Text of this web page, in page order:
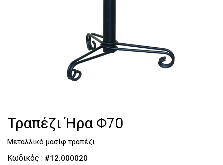
Τραπέζι Ήρα Φ70
Μεταλλικό μασίφ τραπέζι
Κωδικός : #12.000020